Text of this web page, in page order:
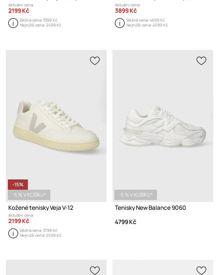
Aktuální cena:
2199 Kč
Běžná cena:3399 Kč
Nejnižší cena:2499 Kč
Aktuální cena:
3899 Kč
Běžná cena:4699 Kč
Nejnižší cena:4099 Kč
-15%
-5 % V KOŠÍKU*
Kožené tenisky Veja V-12
Aktuální cena:
2199 Kč
Běžná cena:3799 Kč
Nejnižší cena:2599 Kč
-5 % V KOŠÍKU*
Tenisky New Balance 9060
4799 Kč